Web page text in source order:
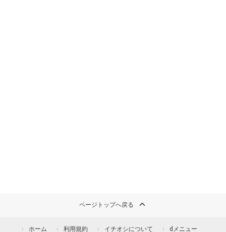
ページトップへ戻る
ホーム 利用規約 イチオシについて dメニュー